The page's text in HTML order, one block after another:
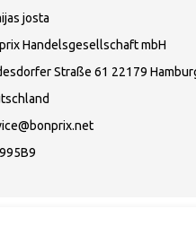
josta
Handelsgesellschaft mbH
Straße 61 22179